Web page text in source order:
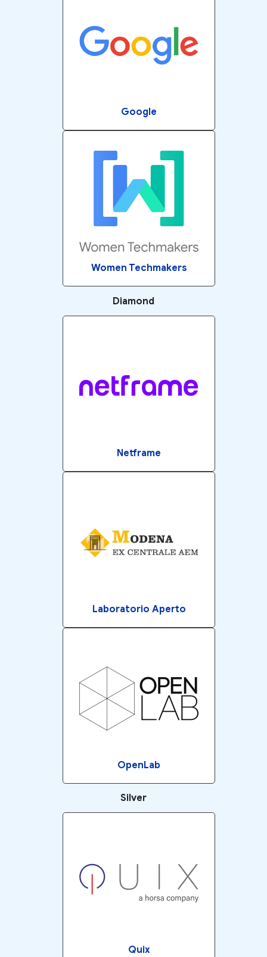
Google
Women Techmakers
Diamond
Netframe
Laboratorio Aperto
OpenLab
Silver
Quix